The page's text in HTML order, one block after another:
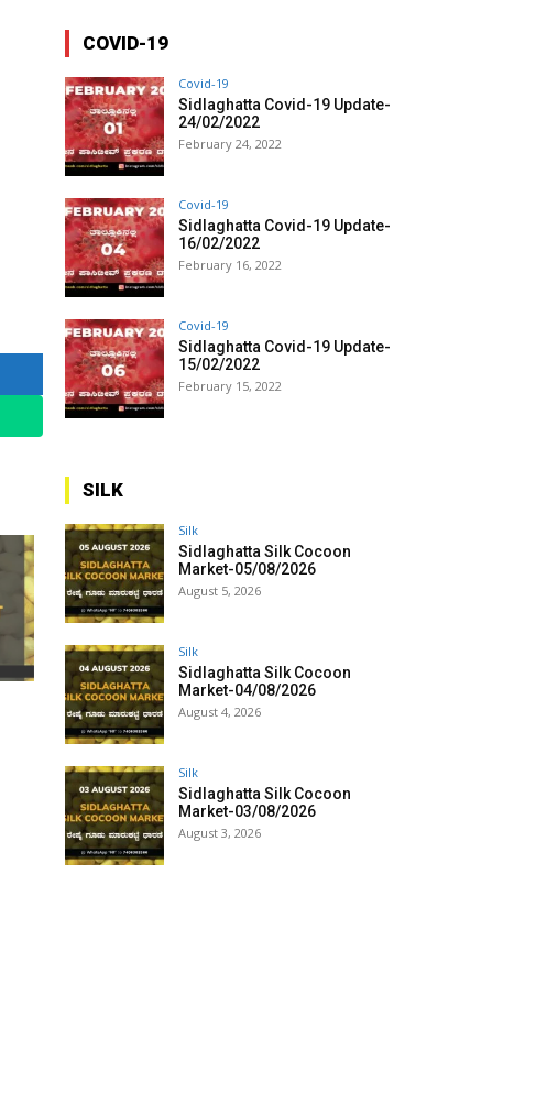
COVID-19
Covid-19
Sidlaghatta Covid-19 Update-
24/02/2022
February 24, 2022
Covid-19
Sidlaghatta Covid-19 Update-
16/02/2022
February 16, 2022
Covid-19
Sidlaghatta Covid-19 Update-
15/02/2022
February 15, 2022
SILK
Silk
Sidlaghatta Silk Cocoon
Market-05/08/2026
August 5, 2026
Silk
Sidlaghatta Silk Cocoon
Market-04/08/2026
August 4, 2026
Silk
Sidlaghatta Silk Cocoon
Market-03/08/2026
August 3, 2026